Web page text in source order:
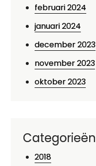
februari 2024
januari 2024
december 2023
november 2023
oktober 2023
Categorieën
2018